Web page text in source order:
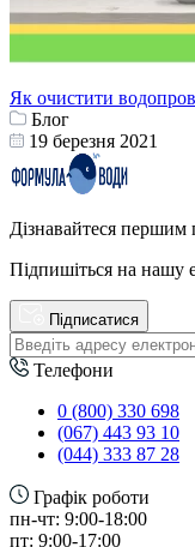
Як очистити
Блог
19 березня 2021
Дізнавайтеся першим
Підпишіться на нашу
Підписатися
Телефони
0 (800) 330 698
(067) 443 93 10
(044) 333 87 28
Графік роботи
пн-чт: 9:00-18:00
пт: 9:00-17:00